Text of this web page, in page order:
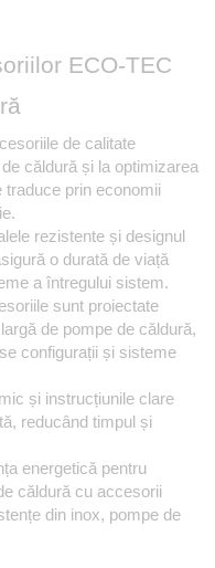
ECO-TEC
de calitate
căldură și la optimizarea
prin economii
rezistente și designul
o durată de viață
a întregului sistem.
sunt proiectate
de pompe de căldură,
configurații și sisteme
și instrucțiunile clare
reducând timpul și
energetică pentru
căldură cu accesorii
din inox, pompe de